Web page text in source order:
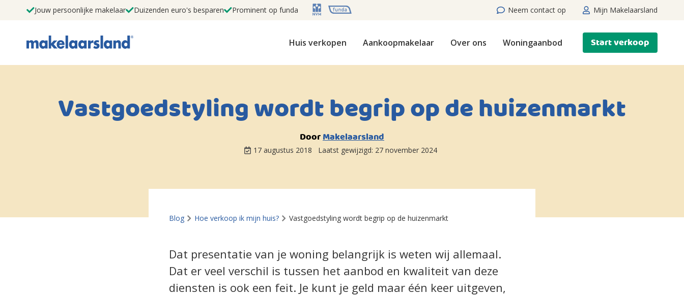
Jouw persoonlijke makelaar Duizenden euro's besparen Prominent op funda Neem contact op Mijn Makelaarsland
Huis verkopen Aankoopmakelaar Over ons Woningaanbod Start verkoop
Vastgoedstyling wordt begrip op de huizenmarkt
DoorMakelaarsland
17 augustus 2018 Laatst gewijzigd: 27 november 2024
Blog Hoe verkoop ik mijn huis? Vastgoedstyling wordt begrip op de huizenmarkt
Dat presentatie van je woning belangrijk is weten wij allemaal.
Dat er veel verschil is tussen het aanbod en kwaliteit van deze
diensten is ook een feit. Je kunt je geld maar één keer uitgeven,